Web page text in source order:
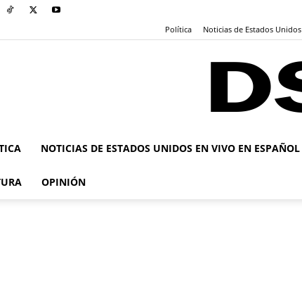
Política Noticias de Estados
NOTICIAS DE ESTADOS UNIDOS EN VIVO EN ESPAÑOL
OPINIÓN